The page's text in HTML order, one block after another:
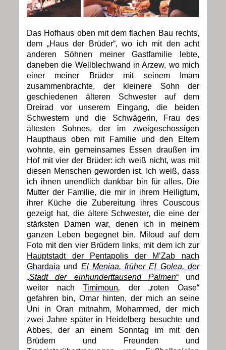
Das Hofhaus oben mit dem flachen Bau rechts,
dem „Haus der Brüder“, wo ich mit den acht
anderen Söhnen meiner Gastfamilie lebte,
daneben die Wellblechwand in Arzew, wo mich
einer meiner Brüder mit seinem Imam
zusammenbrachte, der kleinere Sohn der
geschiedenen älteren Schwester auf dem
Dreirad vor unserem Eingang, die beiden
Schwestern und die Schwägerin, Frau des
ältesten Sohnes, der im zweigeschossigen
Haupthaus oben mit Familie und den Eltern
wohnte, ein gemeinsames Essen draußen im
Hof mit vier der Brüder: ich weiß nicht, was mit
diesen Menschen geworden ist. Ich weiß, dass
ich ihnen unendlich dankbar bin für alles. Die
Mutter der Familie, die mir in ihrem Heiligtum,
ihrer Küche die Zubereitung ihres Couscous
gezeigt hat, die ältere Schwester, die eine der
stärksten Damen war, denen ich in meinem
ganzen Leben begegnet bin, Miloud auf dem
Foto mit den vier Brüdern links, mit dem ich zur
Hauptstadt der Pentapolis der M’Zab nach
Ghardaia und El Meniaa, früher El Golea, der
„Stadt der einhunderttausend Palmen“und
weiter nachTimimoun, der „roten Oase“
gefahren bin, Omar hinten, der mich an seine
Uni in Oran mitnahm, Mohammed, der mich
zwei Jahre später in Heidelberg besuchte und
Abbes, der an einem Sonntag im mit den
Brüdern und Freunden und